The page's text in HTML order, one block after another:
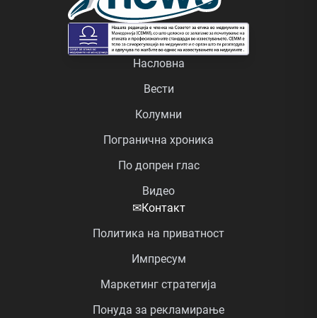
Насловна
Вести
Колумни
Погранична хроника
По допрен глас
Видео
✉Контакт
Политика на приватност
Импресум
Маркетинг стратегија
Понуда за рекламирање